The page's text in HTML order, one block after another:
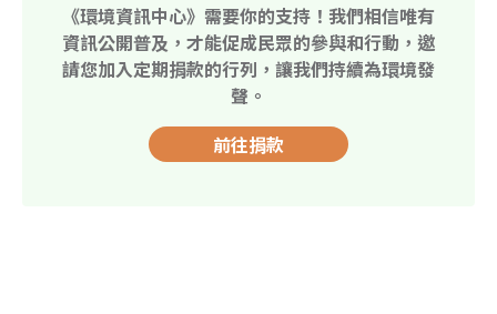
《環境資訊中心》需要你的支持！我們相信唯有
資訊公開普及，才能促成民眾的參與和行動，邀
請您加入定期捐款的行列，讓我們持續為環境發
聲。
前往捐款